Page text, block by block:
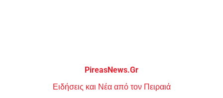
PireasNews.Gr
Ειδήσεις και Νέα από τον Πειραιά